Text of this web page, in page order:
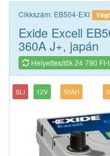
Cikkszám: EB504-EXI
Exide Excell
360A J+, japán
Helyettesítők 24 790 Ft-
SLI 12V 50AH